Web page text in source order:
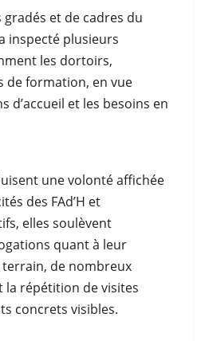
et de cadres du
inspecté plusieurs
les dortoirs,
de formation, en vue
d’accueil et les besoins en
une volonté affichée
des FAd’H et
elles soulèvent
quant à leur
terrain, de nombreux
répétition de visites
concrets visibles.